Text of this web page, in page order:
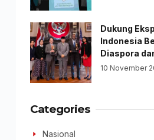
Dukung
Indonesia
Diaspora
10 November
Categories
Nasional